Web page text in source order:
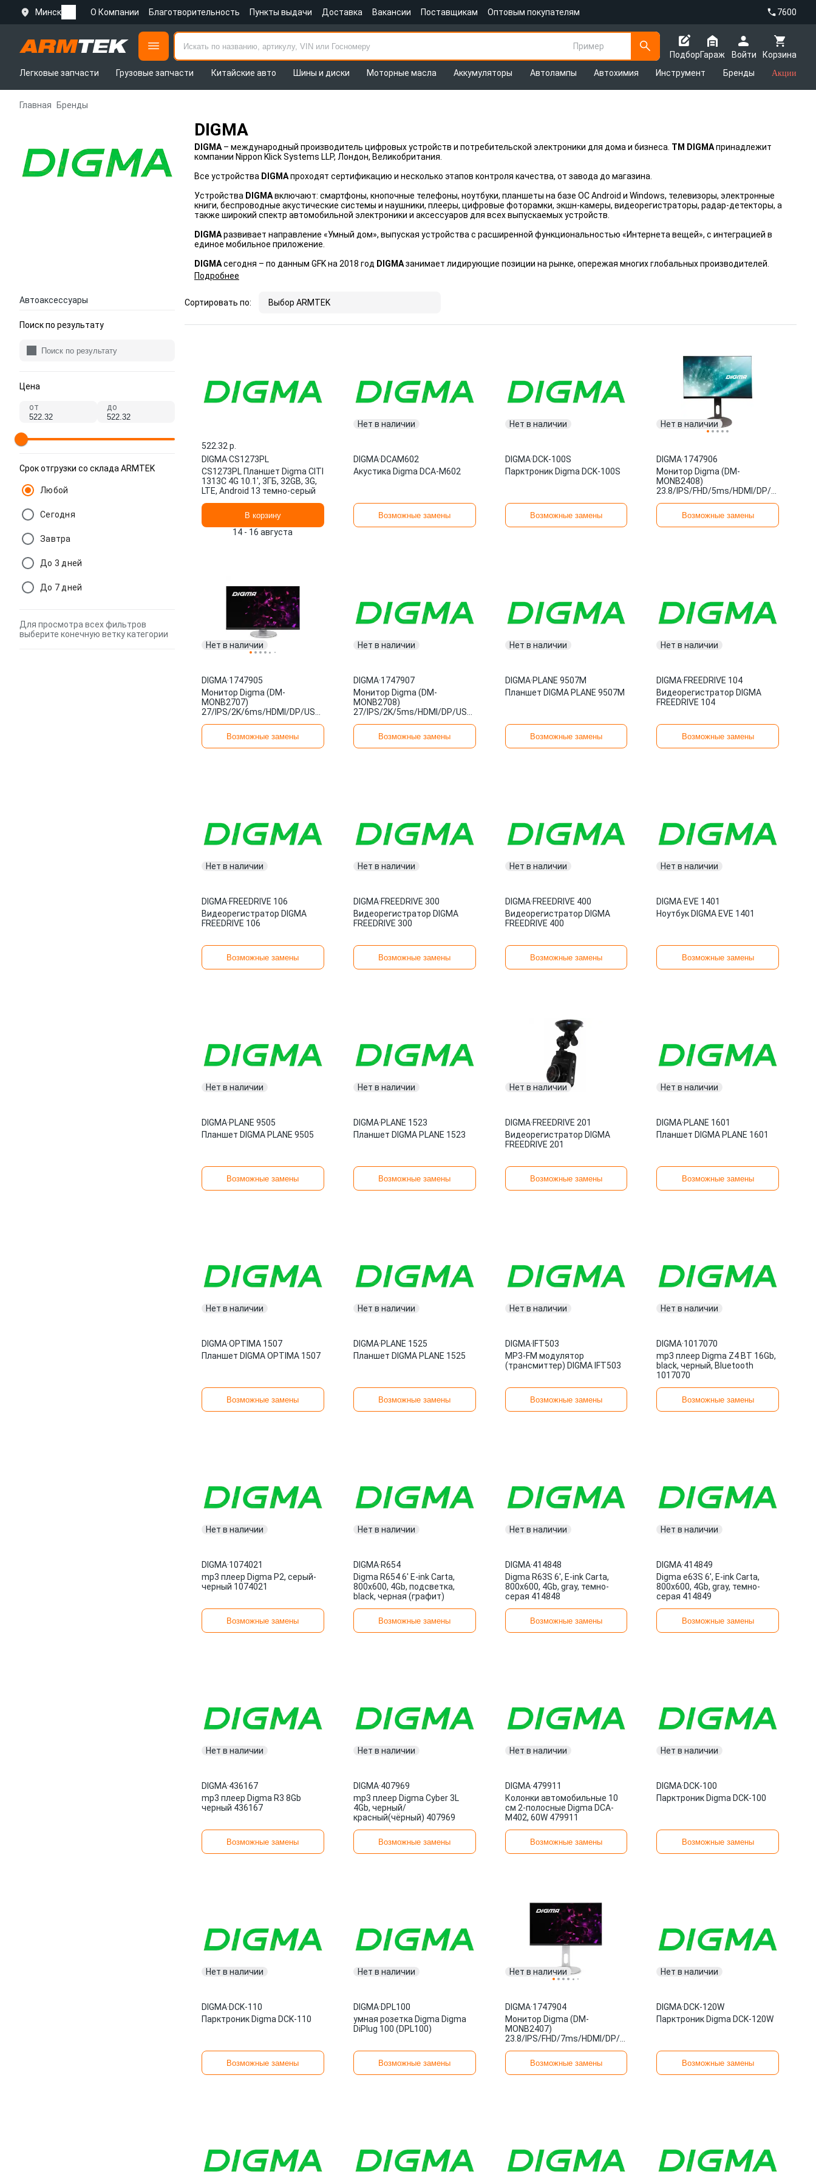
Минск О Компании Благотворительность Пункты выдачи Доставка Вакансии Поставщикам Оптовым покупателям 7600
Пример
Подбор
Корзина
Гараж
Войти
Легковые запчасти
Грузовые запчасти Китайские авто Шины и диски Моторные масла Аккумуляторы Автолампы Автохимия Инструмент Бренды Акции
Главная Бренды
DIGMA
DIGMA – международный производитель цифровых устройств и потребительской электроники для дома и бизнеса. ТМ DIGMAпринадлежит
компании Nippon Klick Systems LLP, Лондон, Великобритания.
Все устройства DIGMAпроходят сертификацию и несколько этапов контроля качества, от завода до магазина.
Устройства DIGMAвключают: смартфоны, кнопочные телефоны, ноутбуки, планшеты на базе ОС Android и Windows, телевизоры, электронные
книги, беспроводные акустические системы и наушники, плееры, цифровые фоторамки, экшн-камеры, видеорегистраторы, радар-детекторы, а
также широкий спектр автомобильной электроники и аксессуаров для всех выпускаемых устройств.
DIGMAразвивает направление «Умный дом», выпуская устройства с расширенной функциональностью «Интернета вещей», с интеграцией в
единое мобильное приложение.
DIGMAсегодня – по данным GFK на 2018 год DIGMAзанимает лидирующие позиции на рынке, опережая многих глобальных производителей.
Подробнее
Автоаксессуары
Поиск по результату
Цена
от до
Срок отгрузки со склада ARMTEK
Любой
Сегодня
Завтра
До 3 дней
До 7 дней
Для просмотра всех фильтров
выберите конечную ветку категории
Сортировать по: Выбор ARMTEK
522.32 p.
DIGMA·CS1273PL
CS1273PL Планшет Digma CITI
1313C 4G 10.1', 3ГБ, 32GB, 3G,
LTE, Android 13 темно-серый
В корзину
14 - 16 августа
Нет в наличии
DIGMA·DCAM602
Акустика Digma DCA-M602
Возможные замены
Нет в наличии
DIGMA·DCK-100S
Парктроник Digma DCK-100S
Возможные замены
Нет в наличии
DIGMA·1747906
Монитор Digma (DM-
MONB2408)
23.8/IPS/FHD/5ms/HDMI/DP/USB/M/
Возможные замены
Нет в наличии
DIGMA·1747905
Монитор Digma (DM-
MONB2707)
27/IPS/2K/6ms/HDMI/DP/USB/M/M/75Hz/350cd
Возможные замены
Нет в наличии
DIGMA·1747907
Монитор Digma (DM-
MONB2708)
27/IPS/2K/5ms/HDMI/DP/USB/M/M/75Hz/300cd
Возможные замены
Нет в наличии
DIGMA·PLANE 9507M
Планшет DIGMA PLANE 9507M
Возможные замены
Нет в наличии
DIGMA·FREEDRIVE 104
Видеорегистратор DIGMA
FREEDRIVE 104
Возможные замены
Нет в наличии
DIGMA·FREEDRIVE 106
Видеорегистратор DIGMA
FREEDRIVE 106
Возможные замены
Нет в наличии
DIGMA·FREEDRIVE 300
Видеорегистратор DIGMA
FREEDRIVE 300
Возможные замены
Нет в наличии
DIGMA·FREEDRIVE 400
Видеорегистратор DIGMA
FREEDRIVE 400
Возможные замены
Нет в наличии
DIGMA·EVE 1401
Ноутбук DIGMA EVE 1401
Возможные замены
Нет в наличии
DIGMA·PLANE 9505
Планшет DIGMA PLANE 9505
Возможные замены
Нет в наличии
DIGMA·PLANE 1523
Планшет DIGMA PLANE 1523
Возможные замены
Нет в наличии
DIGMA·FREEDRIVE 201
Видеорегистратор DIGMA
FREEDRIVE 201
Возможные замены
Нет в наличии
DIGMA·PLANE 1601
Планшет DIGMA PLANE 1601
Возможные замены
Нет в наличии
DIGMA·OPTIMA 1507
Планшет DIGMA OPTIMA 1507
Возможные замены
Нет в наличии
DIGMA·PLANE 1525
Планшет DIGMA PLANE 1525
Возможные замены
Нет в наличии
DIGMA· IFT503
MP3-FM модулятор
(трансмиттер) DIGMA IFT503
Возможные замены
Нет в наличии
DIGMA·1017070
mp3 плеер Digma Z4 BT 16Gb,
black, черный, Bluetooth
1017070
Возможные замены
Нет в наличии
DIGMA·1074021
mp3 плеер Digma P2, серый-
черный 1074021
Возможные замены
Нет в наличии
DIGMA·R654
Digma R654 6' E-ink Carta,
800x600, 4Gb, подсветка,
black, черная (графит)
Возможные замены
Нет в наличии
DIGMA·414848
Digma R63S 6', E-ink Carta,
800x600, 4Gb, gray, темно-
серая 414848
Возможные замены
Нет в наличии
DIGMA·414849
Digma е63S 6', E-ink Carta,
800x600, 4Gb, gray, темно-
серая 414849
Возможные замены
Нет в наличии
DIGMA·436167
mp3 плеер Digma R3 8Gb
черный 436167
Возможные замены
Нет в наличии
DIGMA·407969
mp3 плеер Digma Cyber 3L
4Gb, черный/
красный(чёрный) 407969
Возможные замены
Нет в наличии
DIGMA·479911
Колонки автомобильные 10
см 2-полосные Digma DCA-
M402, 60W 479911
Возможные замены
Нет в наличии
DIGMA·DCK-100
Парктроник Digma DCK-100
Возможные замены
Нет в наличии
DIGMA·DCK-110
Парктроник Digma DCK-110
Возможные замены
Нет в наличии
DIGMA·DPL100
умная розетка Digma Digma
DiPlug 100 (DPL100)
Возможные замены
Нет в наличии
DIGMA·1747904
Монитор Digma (DM-
MONB2407)
23.8/IPS/FHD/7ms/HDMI/DP/USB/M/M/75Hz/250cd
Возможные замены
Нет в наличии
DIGMA·DCK-120W
Парктроник Digma DCK-120W
Возможные замены